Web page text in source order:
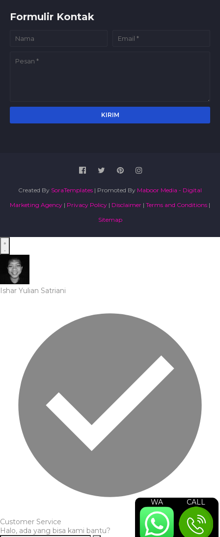
WA CALL
Formulir Kontak
Created By SoraTemplates | Promoted By Maboor Media - Digital
Marketing Agency | Privacy Policy | Disclaimer | Terms and Conditions |
Sitemap
Ishar Yulian Satriani
Customer Service
Halo, ada yang bisa kami bantu?